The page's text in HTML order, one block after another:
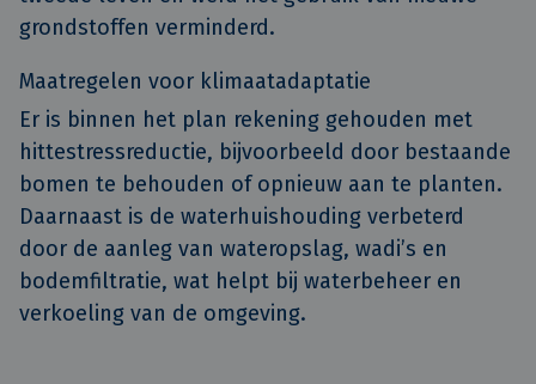
grondstoffen verminderd.
Maatregelen voor klimaatadaptatie
Er is binnen het plan rekening gehouden met
hittestressreductie, bijvoorbeeld door bestaande
bomen te behouden of opnieuw aan te planten.
Daarnaast is de waterhuishouding verbeterd
door de aanleg van wateropslag, wadi’s en
bodemfiltratie, wat helpt bij waterbeheer en
verkoeling van de omgeving.